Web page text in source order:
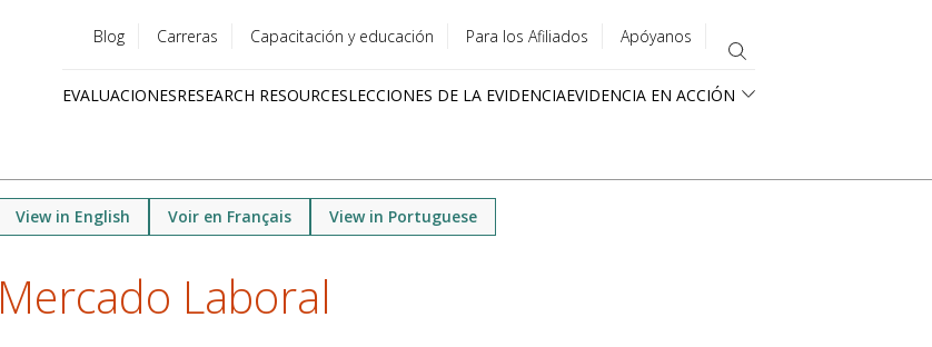
menu
Blog Carreras Capacitación y educación Para los Afiliados Apóyanos
EVALUACIONESRESEARCH RESOURCESLECCIONES DE LA EVIDENCIAEVIDENCIA EN ACCIÓN
View in English Voir en Français View in Portuguese
Mercado Laboral